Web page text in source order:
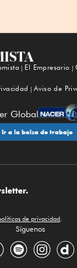
El Empresario
Aviso de
Global
Ir a la bolsa de trabajo
de privacidad.
Síguenos